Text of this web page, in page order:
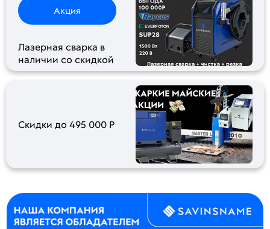
Акция
Лазерная сварка в
наличии со скидкой
Скидки до 495 000 Р